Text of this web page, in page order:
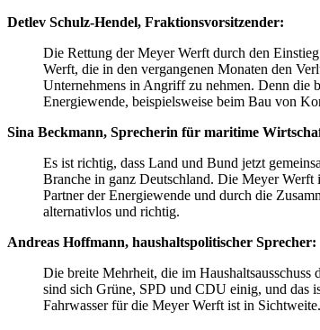
Detlev Schulz-Hendel, Fraktionsvorsitzender:
Die Rettung der Meyer Werft durch den
Werft, die in den vergangenen Monaten den
Unternehmens in Angriff zu nehmen. Denn die
Energiewende, beispielsweise beim Bau von
Sina Beckmann, Sprecherin für maritime
Es ist richtig, dass Land und Bund jetzt
Branche in ganz Deutschland. Die Meyer
Partner der Energiewende und durch die
alternativlos und richtig.
Andreas Hoffmann, haushaltspolitischer Sprecher:
Die breite Mehrheit, die im
sind sich Grüne, SPD und CDU einig, und das
Fahrwasser für die Meyer Werft ist in Sichtweite.